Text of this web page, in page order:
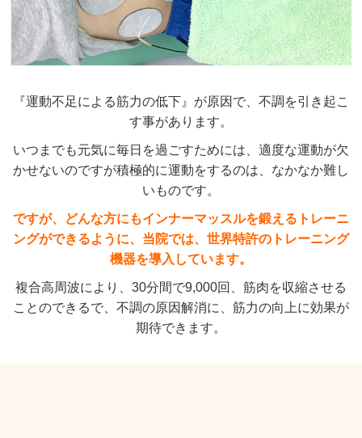
『運動不足による筋力の低下』が原因で、不調を引き起こ
す事があります。
いつまでも元気に毎日を過ごすためには、適度な運動が欠
かせないのですが積極的に運動をするのは、なかなか難し
いものです。
ですが、どんな方にもインナーマッスルを鍛えるトレーニ
ングができるように、当院では、世界特許のトレーニング
機器を導入しています。
複合高周波により、30分間で9,000回、筋肉を収縮させる
ことのできるで、不調の原因解消に、筋力の向上に効果が
期待できます。